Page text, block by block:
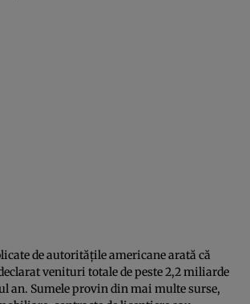
de autoritățile americane arată că
venituri totale de peste 2,2 miliarde
an. Sumele provin din mai multe surse,